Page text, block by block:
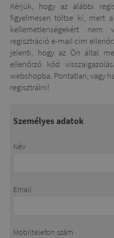
Kérjük, hogy az alábbi
figyelmesen töltse ki, mert
kellemetlenségekért
regisztráció e-mail cím
jelenti, hogy az Ön által
ellenőrző kód
webshopba. Pontatlan, vagy
regisztrálni!
Személyes adatok
Név
Email
Mobiltelefon szám